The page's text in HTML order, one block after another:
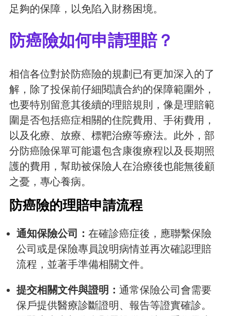
足夠的保障，以免陷入財務困境。
防癌險如何申請理賠？
相信各位對於防癌險的規劃已有更加深入的了
解，除了投保前仔細閱讀合約的保障範圍外，
也要特別留意其後續的理賠規則，像是理賠範
圍是否包括癌症相關的住院費用、手術費用，
以及化療、放療、標靶治療等療法。此外，部
分防癌險保單可能還包含康復療程以及長期照
護的費用，幫助被保險人在治療後也能無後顧
之憂，專心養病。
防癌險的理賠申請流程
通知保險公司： 在確診癌症後，應聯繫保險
公司或是保險專員說明病情並再次確認理賠
流程，並著手準備相關文件。
提交相關文件與證明： 通常保險公司會需要
保戶提供醫療診斷證明、報告等證實確診。